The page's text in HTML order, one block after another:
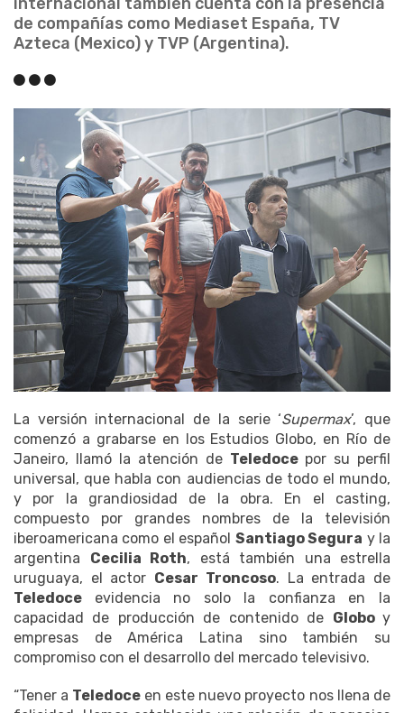
de compañías como Mediaset España, TV
Azteca (Mexico) y TVP (Argentina).
La versión internacional de la serie ‘Supermax’, que
comenzó a grabarse en los Estudios Globo, en Río de
Janeiro, llamó la atención de Teledoce por su perfil
universal, que habla con audiencias de todo el mundo,
y por la grandiosidad de la obra. En el casting,
compuesto por grandes nombres de la televisión
iberoamericana como el español Santiago Segura y la
argentina Cecilia Roth, está también una estrella
uruguaya, el actor Cesar Troncoso. La entrada de
Teledoce evidencia no solo la confianza en la
capacidad de producción de contenido de Globoy
empresas de América Latina sino también su
compromiso con el desarrollo del mercado televisivo.
“Tener a Teledoce en este nuevo proyecto nos llena de